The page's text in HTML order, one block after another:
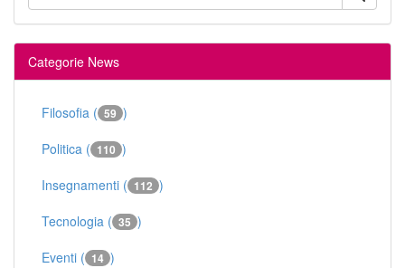
Categorie News
Filosofia ( 59 )
Politica ( 110 )
Insegnamenti ( 112 )
Tecnologia ( 35 )
Eventi ( 14 )